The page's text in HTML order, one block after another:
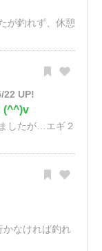
が釣れず、休憩
UP!
(^^)v
したが…エギ２
かなければ釣れ